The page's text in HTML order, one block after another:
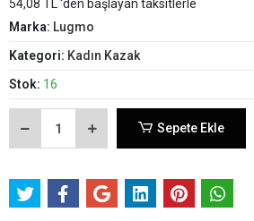
54,08 TL 'den başlayan taksitlerle
Marka: Lugmo
Kategori: Kadın Kazak
Stok: 16
Sepete Ekle